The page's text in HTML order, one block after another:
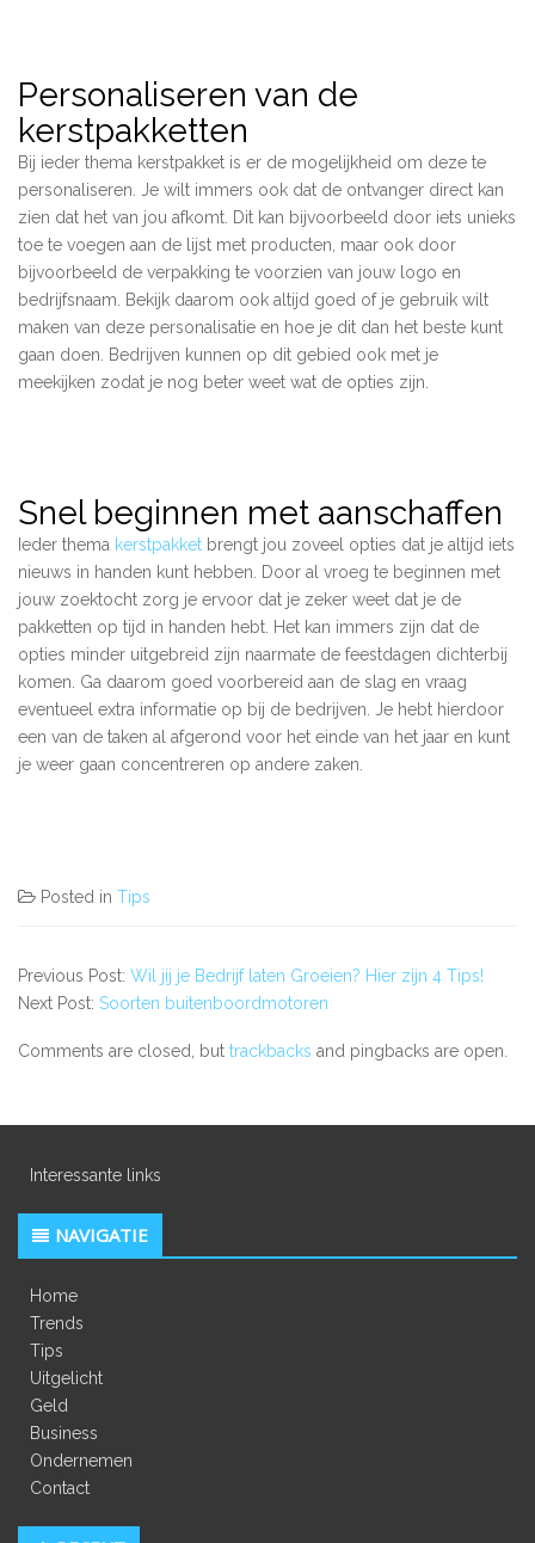
Personaliseren van de
kerstpakketten
Bij ieder thema kerstpakket is er de mogelijkheid om deze te
personaliseren. Je wilt immers ook dat de ontvanger direct kan
zien dat het van jou afkomt. Dit kan bijvoorbeeld door iets unieks
toe te voegen aan de lijst met producten, maar ook door
bijvoorbeeld de verpakking te voorzien van jouw logo en
bedrijfsnaam. Bekijk daarom ook altijd goed of je gebruik wilt
maken van deze personalisatie en hoe je dit dan het beste kunt
gaan doen. Bedrijven kunnen op dit gebied ook met je
meekijken zodat je nog beter weet wat de opties zijn.
Snel beginnen met aanschaffen
Ieder thema kerstpakket brengt jou zoveel opties dat je altijd iets
nieuws in handen kunt hebben. Door al vroeg te beginnen met
jouw zoektocht zorg je ervoor dat je zeker weet dat je de
pakketten op tijd in handen hebt. Het kan immers zijn dat de
opties minder uitgebreid zijn naarmate de feestdagen dichterbij
komen. Ga daarom goed voorbereid aan de slag en vraag
eventueel extra informatie op bij de bedrijven. Je hebt hierdoor
een van de taken al afgerond voor het einde van het jaar en kunt
je weer gaan concentreren op andere zaken.
Posted in Tips
Previous Post: Wil jij je Bedrijf laten Groeien? Hier zijn 4 Tips!
Next Post: Soorten buitenboordmotoren
Comments are closed, but trackbacks and pingbacks are open.
Interessante links
NAVIGATIE
Home
Trends
Tips
Uitgelicht
Geld
Business
Ondernemen
Contact